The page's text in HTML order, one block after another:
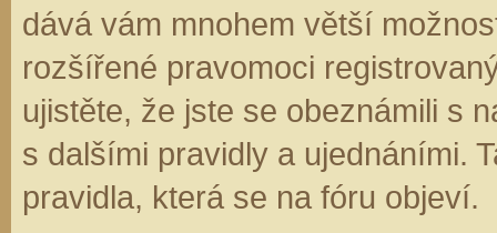
dává vám mnohem větší
rozšířené pravomoci
ujistěte, že jste se obeznámili s
s dalšími pravidly a ujednáními.
pravidla, která se na fóru objeví.